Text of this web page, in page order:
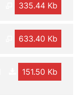
335.44 Kb
633.40 Kb
151.50 Kb